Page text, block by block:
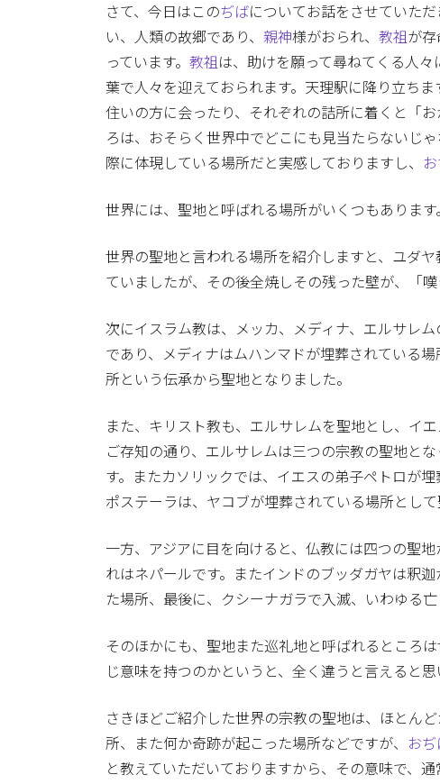
さて、今日はこのぢばについてお話をさせていただ
い、人類の故郷であり、 親神様がおられ、 教祖が
っています。 教祖 は、助けを願って尋ねてくる人
葉で人々を迎えておられます。天理駅に降り立ち
住いの方に会ったり、それぞれの詰所に着くと「
ろは、おそらく世界中でどこにも見当たらないじ
際に体現している場所だと実感しておりますし、
世界には、聖地と呼ばれる場所がいくつもあります
世界の聖地と言われる場所を紹介しますと、ユダ
ていましたが、その後全焼しその残った壁が、「
次にイスラム教は、メッカ、メディナ、エルサレ
であり、メディナはムハンマドが埋葬されている
所という伝承から聖地となりました。
また、キリスト教も、エルサレムを聖地とし、イ
ご存知の通り、エルサレムは三つの宗教の聖地と
す。またカソリックでは、イエスの弟子ペトロが
ポステーラは、ヤコブが埋葬されている場所として
一方、アジアに目を向けると、仏教には四つの聖
れはネパールです。またインドのブッダガヤは釈
た場所、最後に、クシーナガラで入滅、いわゆる
そのほかにも、聖地また巡礼地と呼ばれるところ
じ意味を持つのかというと、全く違うと言えると思
さきほどご紹介した世界の宗教の聖地は、ほとん
所、また何か奇跡が起こった場所などですが、
おぢ
と教えていただいておりますから、その意味で、